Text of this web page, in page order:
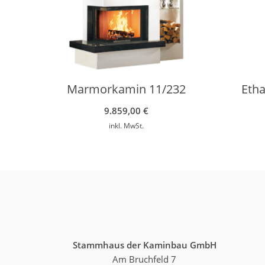
Marmorkamin 11/232
9.859,00€
inkl. MwSt.
Stammhaus der Kaminbau GmbH
Am Bruchfeld 7